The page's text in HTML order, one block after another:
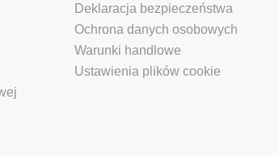
Deklaracja bezpieczeństwa
Ochrona danych osobowych
Warunki handlowe
Ustawienia plików cookie